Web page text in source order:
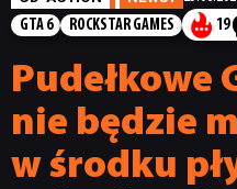
GTA 6
ROCKSTAR GAMES 19
Pudełkowe
nie będzie
w środku